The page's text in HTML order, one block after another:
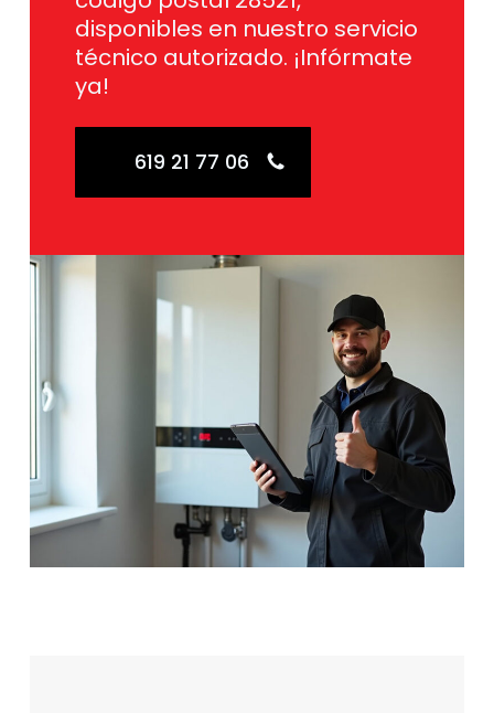
disponibles en nuestro servicio
técnico autorizado. ¡Infórmate
ya!
619 21 77 06